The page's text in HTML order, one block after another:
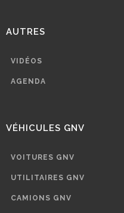
AUTRES
VIDÉOS
AGENDA
VÉHICULES GNV
VOITURES GNV
UTILITAIRES GNV
CAMIONS GNV